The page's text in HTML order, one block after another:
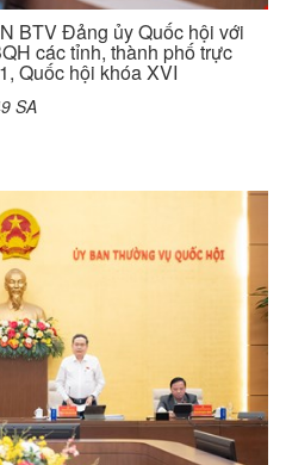
BTV Đảng ủy Quốc hội với
các tỉnh, thành phố trực
Quốc hội khóa XVI
SA